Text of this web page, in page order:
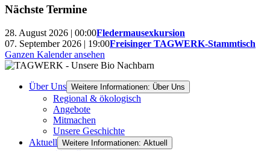
Nächste Termine
28. August 2026 | 00:00Fledermausexkursion
07. September 2026 | 19:00Freisinger TAGWERK-Stammtisch
Ganzen Kalender ansehen
Über Uns Weitere Informationen: Über Uns
Regional & ökologisch
Angebote
Mitmachen
Unsere Geschichte
Aktuell Weitere Informationen: Aktuell